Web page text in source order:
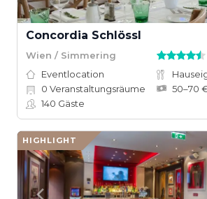
Concordia Schlössl
Wien / Simmering
Eventlocation
0 Veranstaltungsräume
50–70
140 Gäste
HIGHLIGHT